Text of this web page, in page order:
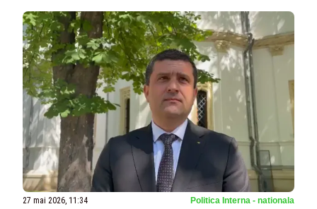
27 mai 2026, 11:34 Politica Interna - nationala